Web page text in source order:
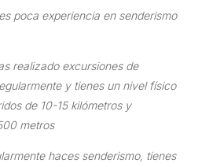
poca experiencia en senderismo
realizado excursiones de
y tienes un nivel físico
de 10-15 kilómetros y
metros
haces senderismo, tienes